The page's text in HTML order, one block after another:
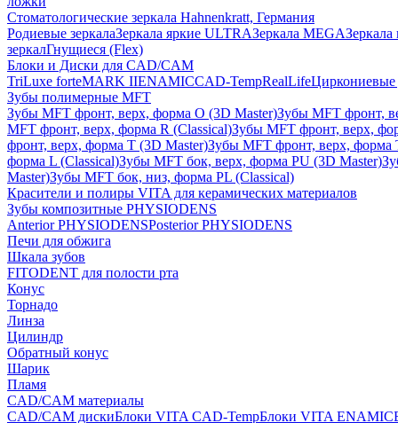
Стоматологические зеркала Hahnenkratt, Германия
Родиевые зеркалаЗеркала яркие ULTRAЗеркала MEGAЗеркала
зеркалГнущиеся (Flex)
Блоки и Диски для CAD/CAM
TriLuxe forteMARK IIENAMICCAD-TempRealLifeЦиркониевые
Зубы полимерные MFT
Зубы MFT фронт, верх, форма O (3D Master)Зубы MFT фронт,
MFT фронт, верх, форма R (Classical)Зубы MFT фронт, верх,
фронт, верх, форма T (3D Master)Зубы MFT фронт, верх, форма
форма L (Classical)Зубы MFT бок, верх, форма PU (3D Master)
Master)Зубы MFT бок, низ, форма PL (Classical)
Красители и полиры VITA для керамических материалов
Зубы композитные PHYSIODENS
Anterior PHYSIODENSPosterior PHYSIODENS
Печи для обжига
Шкала зубов
FITODENT для полости рта
Конус
Торнадо
Линза
Цилиндр
Обратный конус
Шарик
Пламя
CAD/CAM материалы
CAD/CAM дискиБлоки VITA CAD-TempБлоки VITA ENAMIC